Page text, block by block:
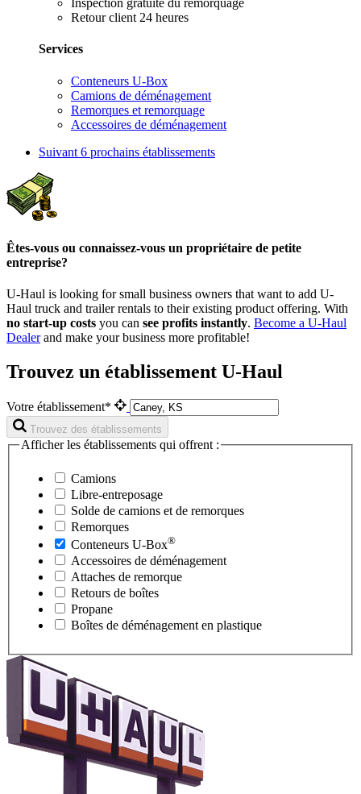
Inspection gratuite du remorquage
Retour client 24 heures
Services
Conteneurs U-Box
Camions de déménagement
Remorques et remorquage
Accessoires de déménagement
Suivant 6 prochains établissements
Êtes-vous ou connaissez-vous un propriétaire de petite
entreprise?
U-Haul is looking for small business owners that want to add U-
Haul truck and trailer rentals to their existing product offering. With
no start-up costs you can see profits instantly. Become a U-Haul
Dealerand make your business more profitable!
Trouvez un établissement U-Haul
Votre établissement*
Trouvez des établissements
Afficher les établissements qui offrent :
Camions
Libre-entreposage
Solde de camions et de remorques
Remorques
Conteneurs U-Box®
Accessoires de déménagement
Attaches de remorque
Retours de boîtes
Propane
Boîtes de déménagement en plastique